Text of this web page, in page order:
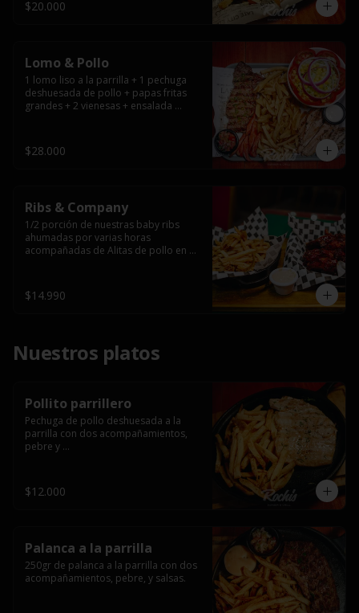
$20.000
Lomo & Pollo
1 lomo liso a la parrilla + 1 pechuga
deshuesada de pollo + papas fritas
grandes + 2 vienesas + ensalada
$28.000
Ribs & Company
1/2 porción de nuestras baby ribs
ahumadas por varias horas
acompañadas de Alitas de pollo en
$14.990
Nuestros platos
Pollito parrillero
Pechuga de pollo deshuesada a la
parrilla con dos acompañamientos,
pebre y
$12.000
Palanca a la parrilla
250gr de palanca a la parrilla con dos
acompañamientos, pebre, y salsas.